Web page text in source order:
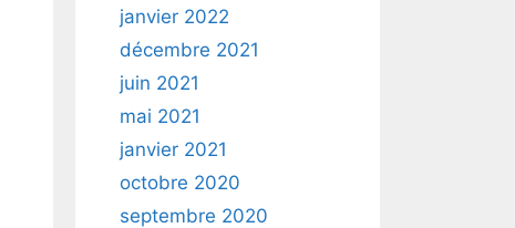
janvier 2022
décembre 2021
juin 2021
mai 2021
janvier 2021
octobre 2020
septembre 2020